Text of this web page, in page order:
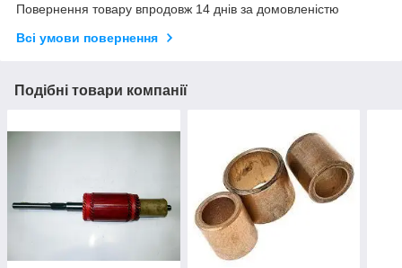
Повернення товару впродовж 14 днів за домовленістю
Всі умови повернення
Подібні товари компанії